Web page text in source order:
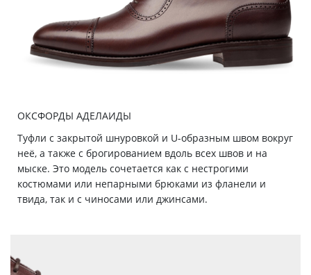
ОКСФОРДЫ АДЕЛАИДЫ
Туфли с закрытой шнуровкой и U-образным швом вокруг
неё, а также с брогированием вдоль всех швов и на
мыске. Это модель сочетается как с нестрогими
костюмами или непарными брюками из фланели и
твида, так и с чиносами или джинсами.